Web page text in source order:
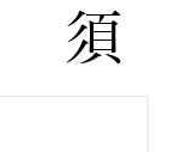
須​